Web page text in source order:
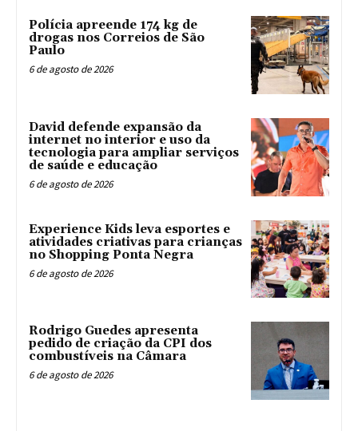
Polícia apreende 174 kg de
drogas nos Correios de São
Paulo
6 de agosto de 2026
David defende expansão da
internet no interior e uso da
tecnologia para ampliar serviços
de saúde e educação
6 de agosto de 2026
Experience Kids leva esportes e
atividades criativas para crianças
no Shopping Ponta Negra
6 de agosto de 2026
Rodrigo Guedes apresenta
pedido de criação da CPI dos
combustíveis na Câmara
6 de agosto de 2026